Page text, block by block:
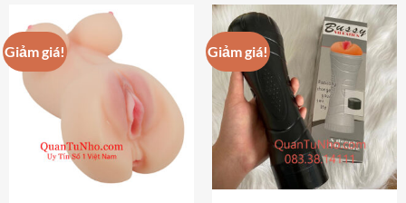
này
nhiều
biến
thể.
chọn
thể
Giảm giá! Giảm giá!